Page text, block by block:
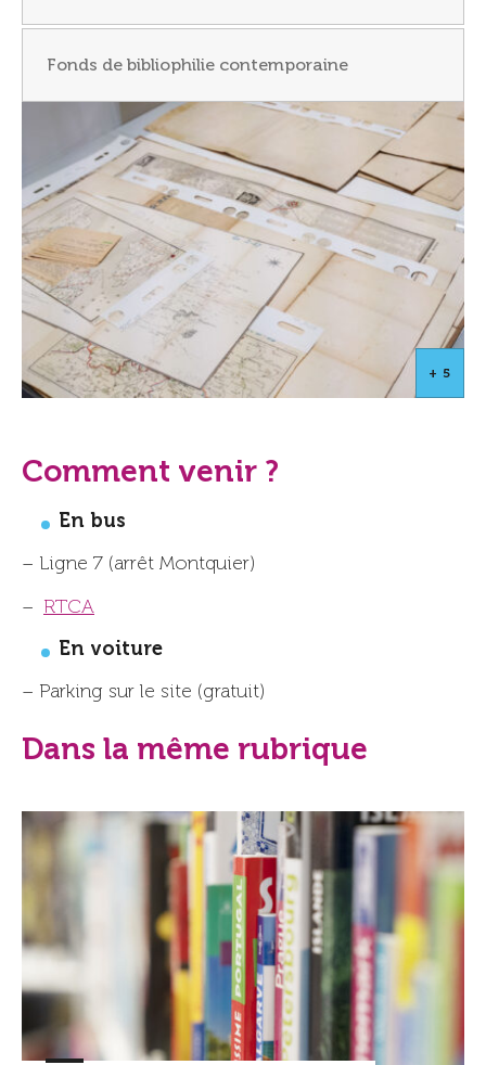
Fonds de bibliophilie contemporaine
+ 5
Comment venir ?
En bus
– Ligne 7 (arrêt Montquier)
– RTCA
En voiture
– Parking sur le site (gratuit)
Dans la même rubrique